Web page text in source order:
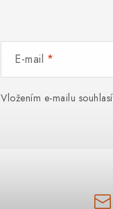
E-mail
Vložením e-mailu